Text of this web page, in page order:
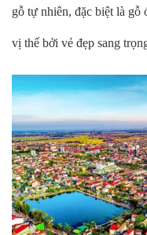
gỗ tự nhiên, đặc biệt là gỗ
vị thế bởi vẻ đẹp sang